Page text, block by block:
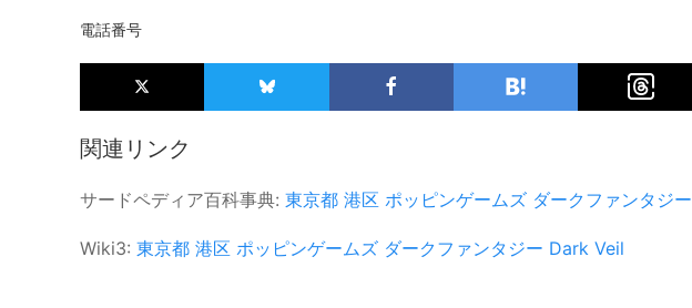
電話番号
関連リンク
サードペディア百科事典: 東京都 港区 ポッピンゲームズ ダークファンタジー
Wiki3: 東京都 港区 ポッピンゲームズ ダークファンタジー Dark Veil